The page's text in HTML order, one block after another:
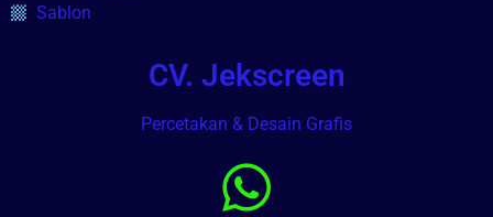
Sablon
CV. Jekscreen
Percetakan & Desain Grafis